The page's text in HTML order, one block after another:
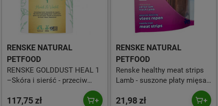
RENSKE NATURAL
PETFOOD
RENSKE GOLDDUST HEAL 1
–Skóra i sierść - przeciw
problemom skórnym (250g)
117,75 zł
RENSKE NATURAL
PETFOOD
Renske healthy meat strips
Lamb - suszone płaty mięsa
21,98 zł